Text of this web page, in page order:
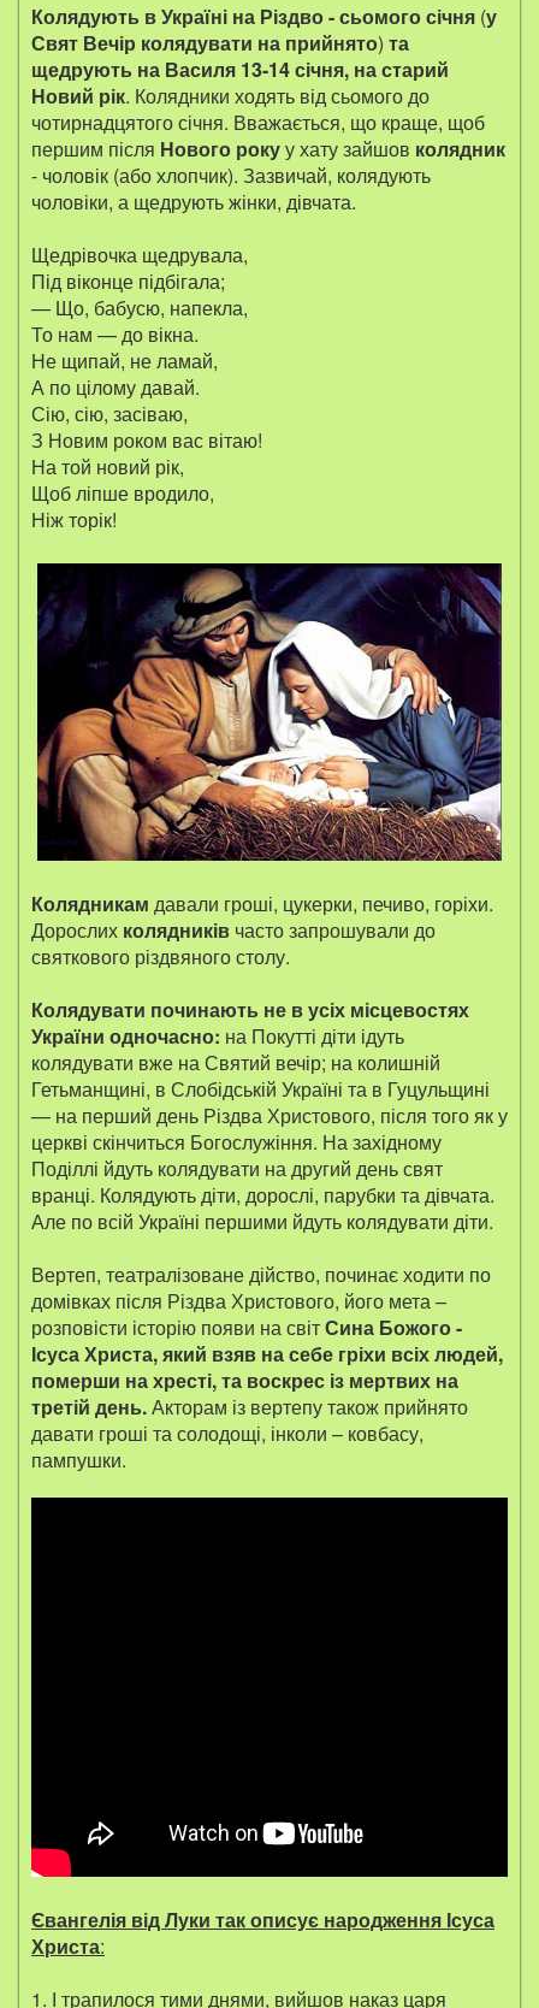
Колядують в Україні на Різдво - сьомого січня (у
Свят Вечір колядувати на прийнято) та
щедрують на Василя 13-14 січня, на старий
Новий рік. Колядники ходять від сьомого до
чотирнадцятого січня. Вважається, що краще, щоб
першим після Нового рокуу хату зайшов колядник
- чоловік (або хлопчик). Зазвичай, колядують
чоловіки, а щедрують жінки, дівчата.
Щедрівочка щедрувала,
Під віконце підбігала;
— Що, бабусю, напекла,
То нам — до вікна.
Не щипай, не ламай,
А по цілому давай.
Сію, сію, засіваю,
З Новим роком вас вітаю!
На той новий рік,
Щоб ліпше вродило,
Ніж торік!
Колядникам давали гроші, цукерки, печиво, горіхи.
Дорослих колядників часто запрошували до
святкового різдвяного столу.
Колядувати починають не в усіх місцевостях
України одночасно: на Покутті діти ідуть
колядувати вже на Святий вечір; на колишній
Гетьманщині, в Слобідській Україні та в Гуцульщині
— на перший день Різдва Христового, після того як у
церкві скінчиться Богослужіння. На західному
Поділлі йдуть колядувати на другий день свят
вранці. Колядують діти, дорослі, парубки та дівчата.
Але по всій Україні першими йдуть колядувати діти.
Вертеп, театралізоване дійство, починає ходити по
домівках після Різдва Христового, його мета –
розповісти історію появи на світСина Божого -
Ісуса Христа, який взяв на себе гріхи всіх людей,
померши на хресті, та воскрес із мертвих на
третій день.Акторам із вертепу також прийнято
давати гроші та солодощі, інколи – ковбасу,
пампушки.
Євангелія від Луки так описує народження Ісуса
Христа:
1. І трапилося тими днями, вийшов наказ царя